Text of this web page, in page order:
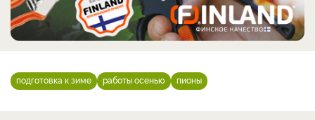
подготовка к зиме работы осенью пионы